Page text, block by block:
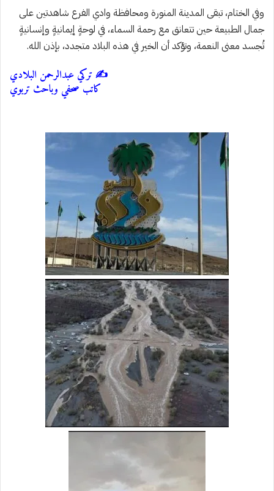
وفي الختام، تبقى المدينة المنورة ومحافظة وادي الفرع شاهدتين على
جمال الطبيعة حين تتعانق مع رحمة السماء، في لوحةٍ إيمانيةٍ وإنسانيةٍ
تُجسد معنى النعمة، وتؤكد أن الخير في هذه البلاد متجدد، بإذن الله.
✍️ تركي عبدالرحمن البلادي
كاتب صحفي وباحث تربوي